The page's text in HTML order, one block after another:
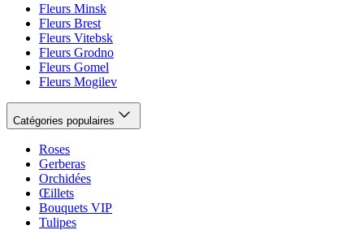
Fleurs Minsk
Fleurs Brest
Fleurs Vitebsk
Fleurs Grodno
Fleurs Gomel
Fleurs Mogilev
Catégories populaires
Roses
Gerberas
Orchidées
Œillets
Bouquets VIP
Tulipes